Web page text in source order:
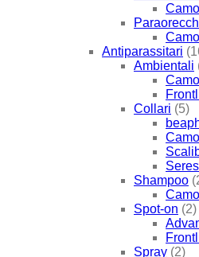
Antiparassitari
Ambientali
Collari (5)
Shampoo
Spot-on (2)
Spray (2)